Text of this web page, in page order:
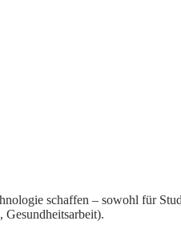
schaffen – sowohl für